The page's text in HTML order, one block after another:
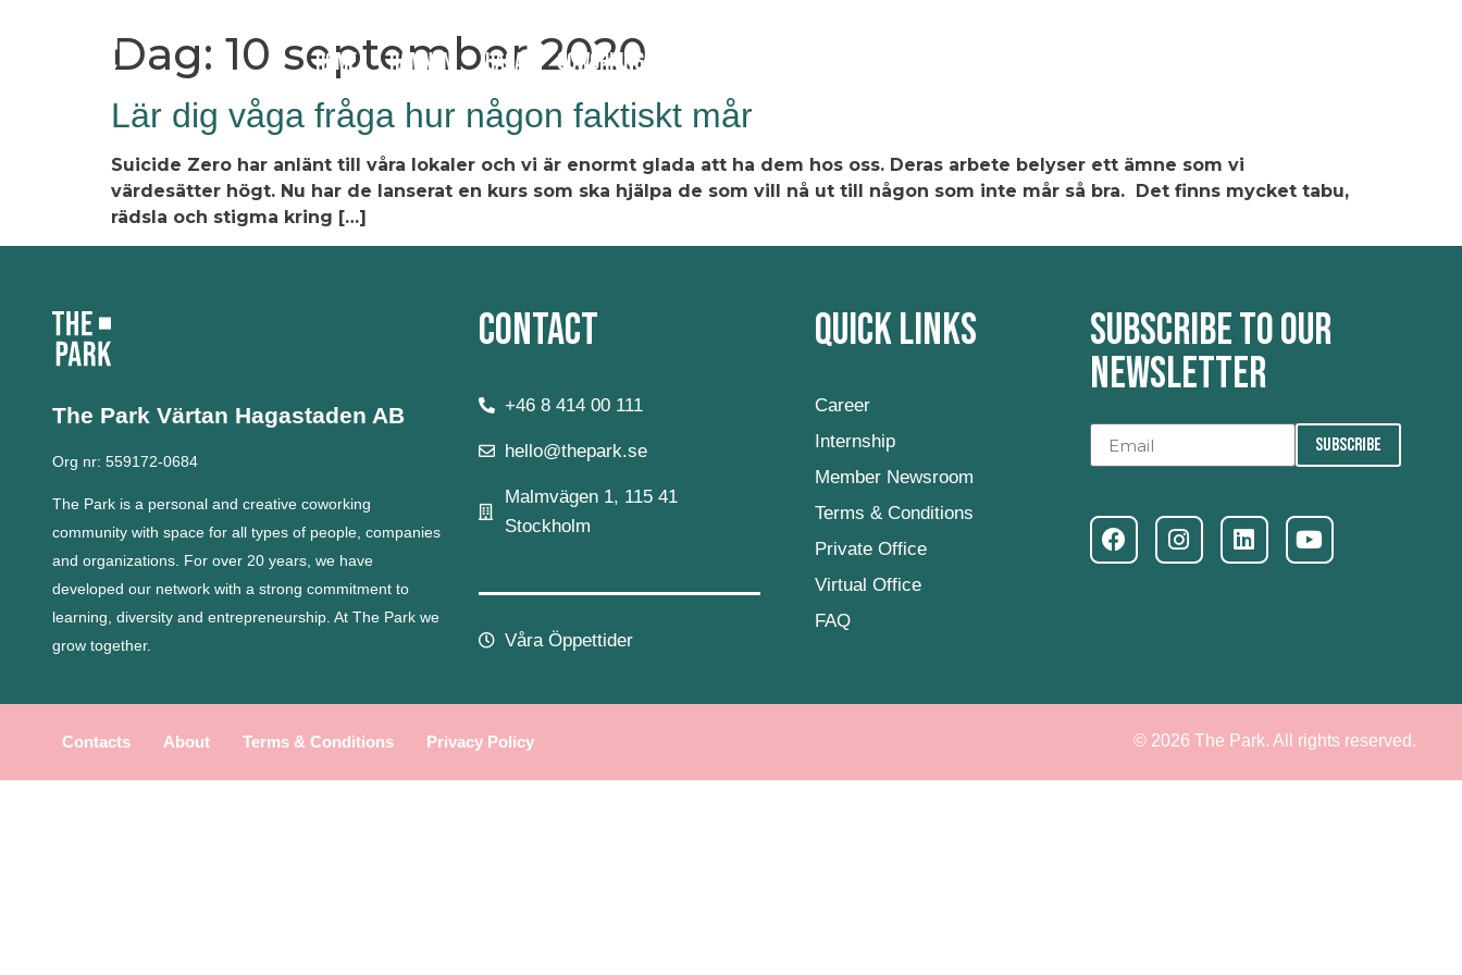
Home Hamnen HAGA Coworking
Dag: 10 september 2020
Lär dig våga fråga hur någon faktiskt mår
Suicide Zero har anlänt till våra lokaler och vi är enormt glada att ha dem hos oss. Deras arbete belyser ett ämne som vi
värdesätter högt. Nu har de lanserat en kurs som ska hjälpa de som vill nå ut till någon som inte mår så bra. Det finns mycket tabu,
rädsla och stigma kring […]
The Park Värtan Hagastaden AB
Org nr: 559172-0684
The Park is a personal and creative coworking
community with space for all types of people, companies
and organizations. For over 20 years, we have
developed our network with a strong commitment to
learning, diversity and entrepreneurship. At The Park we
grow together.
Contact
+46 8 414 00 111
hello@thepark.se
Malmvägen 1, 115 41
Stockholm
Våra Öppettider
Quick Links
Career
Internship
Member Newsroom
Terms & Conditions
Private Office
Virtual Office
FAQ
Subscribe to our
newsletter
SUBSCRIBE
Contacts About Terms & Conditions Privacy Policy © 2026 The Park. All rights reserved.